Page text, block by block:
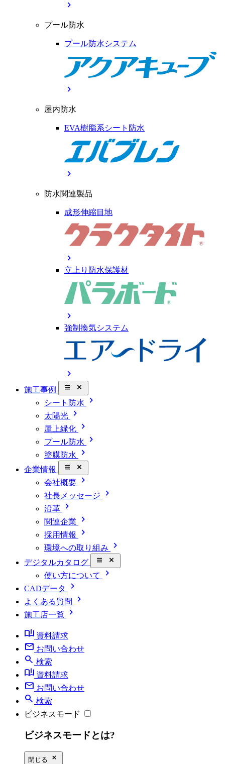
chevron_right
プール防水
プール防水システム
chevron_right
屋内防水
EVA樹脂系シート防水
chevron_right
防水関連製品
成形伸縮目地
chevron_right
立上り防水保護材
chevron_right
強制換気システム
chevron_right
施工事例 close_small
シート防水 chevron_right
太陽光 chevron_right
屋上緑化 chevron_right
プール防水 chevron_right
塗膜防水 chevron_right
企業情報 close_small
会社概要 chevron_right
社長メッセージ chevron_right
沿革 chevron_right
関連企業 chevron_right
採用情報 chevron_right
環境への取り組み chevron_right
デジタルカタログ close_small
使い方について chevron_right
CADデータ chevron_right
よくある質問 chevron_right
施工店一覧
chevron_right
book_ribbon 資料請求
mail お問い合わせ
search 検索
book_ribbon 資料請求
mail お問い合わせ
search 検索
ビジネスモード
ビジネスモードとは?
閉じる close_small